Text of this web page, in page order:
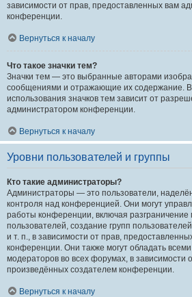
зависимости от прав, предоставленных вам
конференции.
Вернуться к началу
Что такое значки тем?
Значки тем — это выбранные авторами
сообщениями и отражающие их содержание.
использования значков тем зависит от
администратором конференции.
Вернуться к началу
Уровни пользователей и группы
Кто такие администраторы?
Администраторы — это пользователи,
контроля над конференцией. Они могут
работы конференции, включая разграничение
пользователей, создание групп
и т. п., в зависимости от прав,
конференции. Они также могут обладать
модераторов во всех форумах, в зависимости
произведённых создателем конференции.
Вернуться к началу